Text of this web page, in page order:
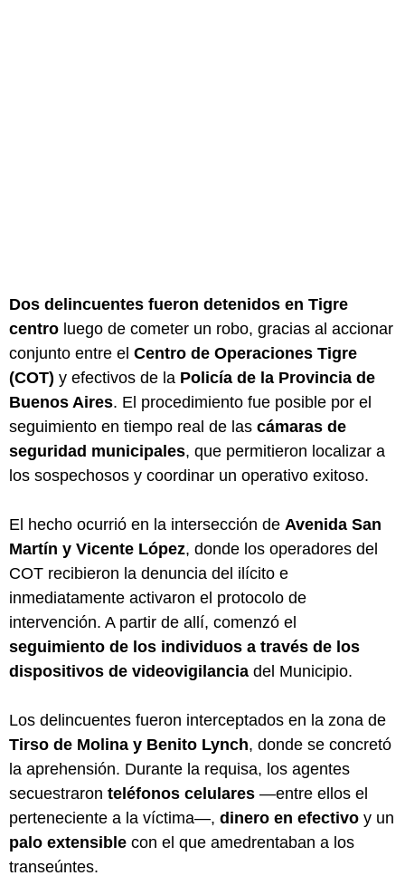
Dos delincuentes fueron detenidos en Tigre
centro luego de cometer un robo, gracias al accionar
conjunto entre el Centro de Operaciones Tigre
(COT) y efectivos de la Policía de la Provincia de
Buenos Aires. El procedimiento fue posible por el
seguimiento en tiempo real de las cámaras de
seguridad municipales, que permitieron localizar a
los sospechosos y coordinar un operativo exitoso.
El hecho ocurrió en la intersección de Avenida San
Martín y Vicente López, donde los operadores del
COT recibieron la denuncia del ilícito e
inmediatamente activaron el protocolo de
intervención. A partir de allí, comenzó el
seguimiento de los individuos a través de los
dispositivos de videovigilancia del Municipio.
Los delincuentes fueron interceptados en la zona de
Tirso de Molina y Benito Lynch, donde se concretó
la aprehensión. Durante la requisa, los agentes
secuestraron teléfonos celulares —entre ellos el
perteneciente a la víctima—, dinero en efectivo y un
palo extensible con el que amedrentaban a los
transeúntes.